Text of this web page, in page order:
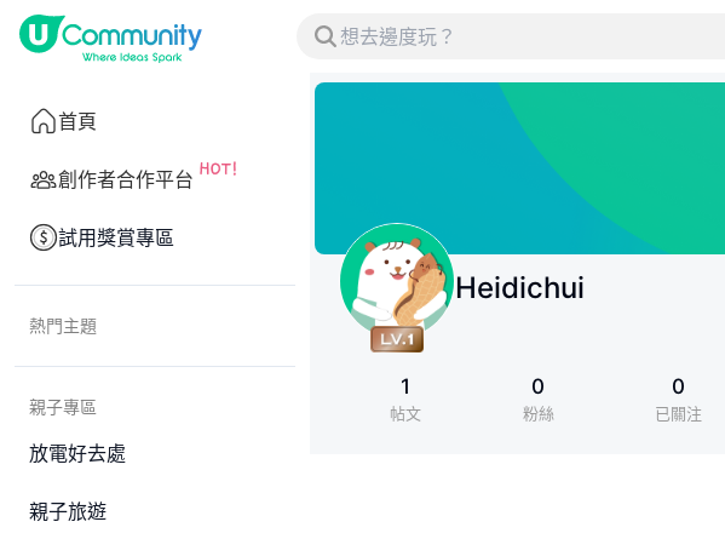
首頁
創作者合作平台
試用獎賞專區
熱門主題
親子專區
放電好去處
親子旅遊
Heidichui
1
帖文
0
粉絲
0
已關注